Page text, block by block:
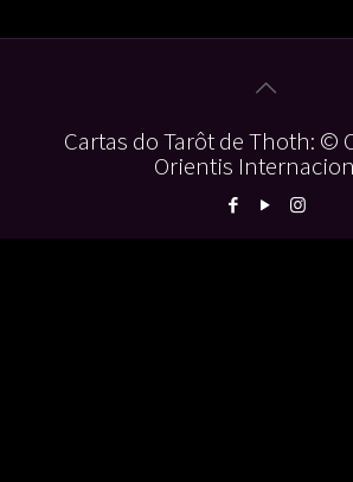
Cartas do Tarôt de Thoth: ©
Orientis